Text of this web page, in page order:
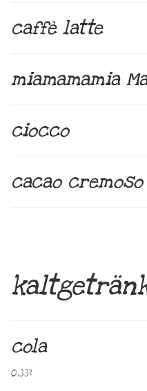
caffè latte
miamamamia
ciocco
cacao cremoso
cola
0,33l